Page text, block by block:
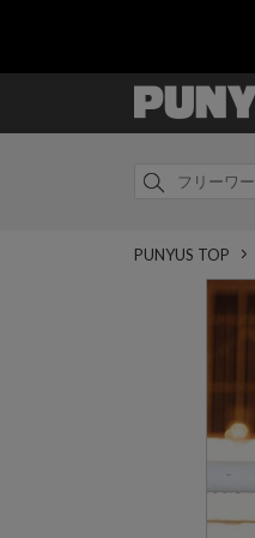
PUNYUS TOP